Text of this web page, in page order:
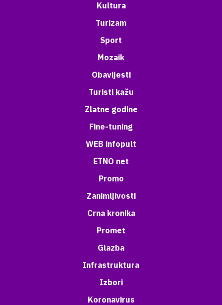
Kultura
Turizam
Sport
Mozaik
Obavijesti
Turisti kažu
Zlatne godine
Fine-tuning
WEB infopult
ETNO net
Promo
Zanimljivosti
Crna kronika
Promet
Glazba
Infrastruktura
Izbori
Koronavirus